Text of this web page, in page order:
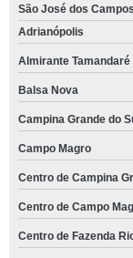
São José dos Campos
Adrianópolis
Almirante Tamandaré
Balsa Nova
Campina Grande do
Campo Magro
Centro de Campina
Centro de Campo
Centro de Fazenda